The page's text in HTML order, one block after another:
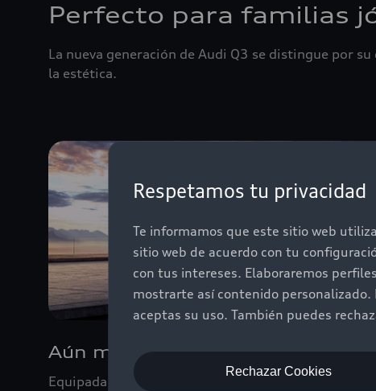
Respetamos tu privacidad
Te informamos que este sitio web
sitio web de acuerdo con tu
con tus intereses. Elaboraremos
mostrarte así contenido
aceptas su uso. También puedes
Rechazar Cookies
Perfecto para familias
La nueva generación de Audi Q3 se distingue por
la estética.
Aún más deportivo
Equipada con tracción quattro, transmisión S